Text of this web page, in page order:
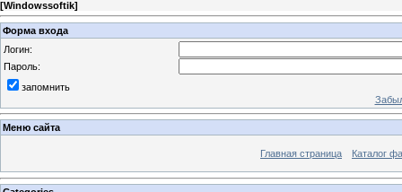
[Windowssoftik]
Форма входа
Логин:
Пароль:
запомнить
Меню сайта
Главная страница Каталог